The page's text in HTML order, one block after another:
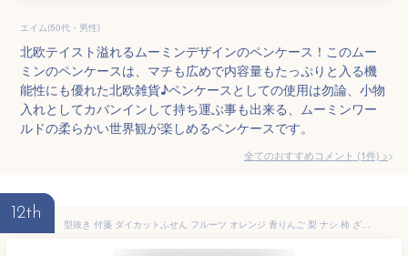
エイム(50代・男性)
北欧テイスト溢れるムーミンデザインのペンケース！このムー
ミンのペンケースは、マチも広めで内容量もたっぷりと入る機
能性にも優れた北欧雑貨♪ペンケースとしての使用は勿論、小物
入れとしてカバンインして持ち運ぶ事も出来る、ムーミンワー
ルドの柔らかい世界観が楽しめるペンケースです。
全てのおすすめコメント (1件) >
12th
型抜き 付箋 ダイカットふせん フルーツ オレンジ 青りんご 梨 ナシ 柿 ざくろ ザクロ カキ 果物 食べ物 ダイカット付箋 便箋 メモ 電話メモ 伝言メモ ダイカット ふせん 寄せ書き 手帳デコ コラージュ素材 可愛い 海外 文房具 ステーショナリー デコレーション DIY sztz-b-3000 (4.喜柿) [並行輸入品]